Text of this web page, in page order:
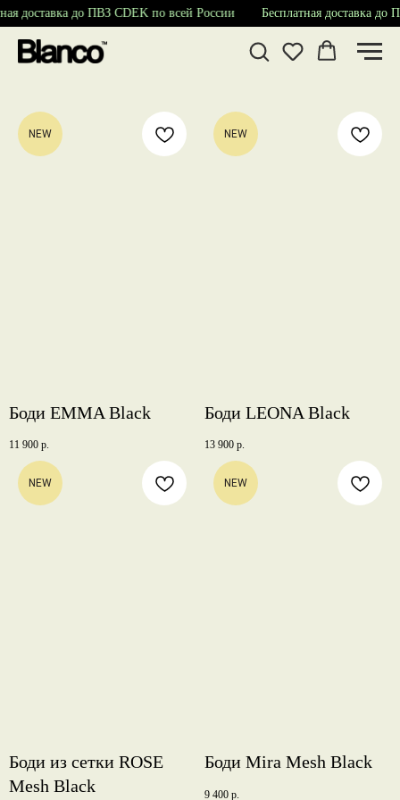
доставка до ПВЗ CDEK по всей России Бесплатная доставка до
NEW
Боди EMMA Black
11 900 р.
NEW
Боди LEONA Black
13 900 р.
NEW
Боди из сетки ROSE
Mesh Black
NEW
Боди Mira Mesh Black
9 400 р.